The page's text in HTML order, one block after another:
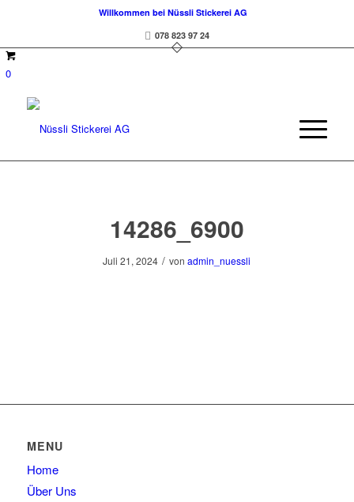
Willkommen bei Nüssli Stickerei AG
078 823 97 24
0
14286_6900
Juli 21, 2024 / vonadmin_nuessli
MENU
Home
Über Uns